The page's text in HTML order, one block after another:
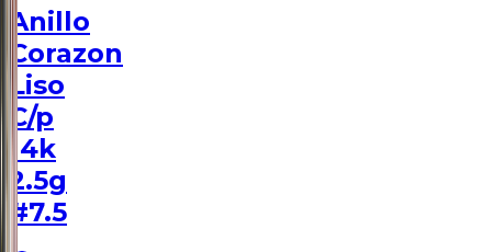
Anillo
Corazon
Liso
C/p
14k
2.5g
#7.5